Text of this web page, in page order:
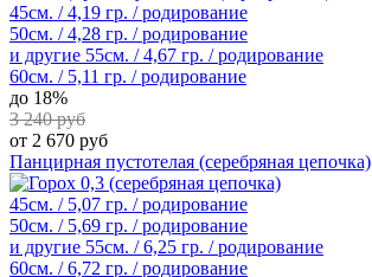
45см. / 4,19 гр. / родирование
50см. / 4,28 гр. / родирование
и другие 55см. / 4,67 гр. / родирование
60см. / 5,11 гр. / родирование
до 18%
3 240 руб
от 2 670 руб
Панцирная пустотелая (серебряная цепочка)
45см. / 5,07 гр. / родирование
50см. / 5,69 гр. / родирование
и другие 55см. / 6,25 гр. / родирование
60см. / 6,72 гр. / родирование